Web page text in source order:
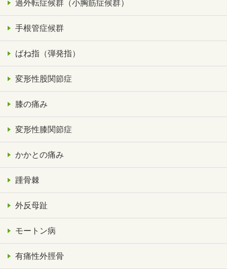
過外転症候群（小胸筋症候群）
手根管症候群
ばね指（弾発指）
変形性股関節症
膝の痛み
変形性膝関節症
かかとの痛み
踵骨棘
外反母趾
モートン病
有痛性外脛骨